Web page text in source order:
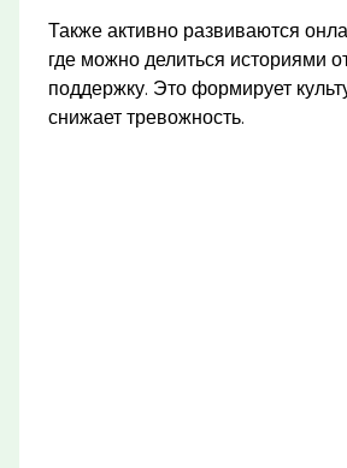
Также активно развиваются
где можно делиться историями
поддержку. Это формирует
снижает тревожность.